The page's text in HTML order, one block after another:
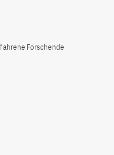
Forschende